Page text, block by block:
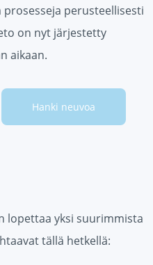
perusteellisesti
on nyt järjestetty
aikaan.
Hanki neuvoa
lopettaa yksi suurimmista
tällä hetkellä: